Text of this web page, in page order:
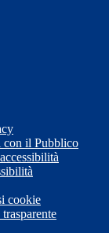
il Pubblico
cookie